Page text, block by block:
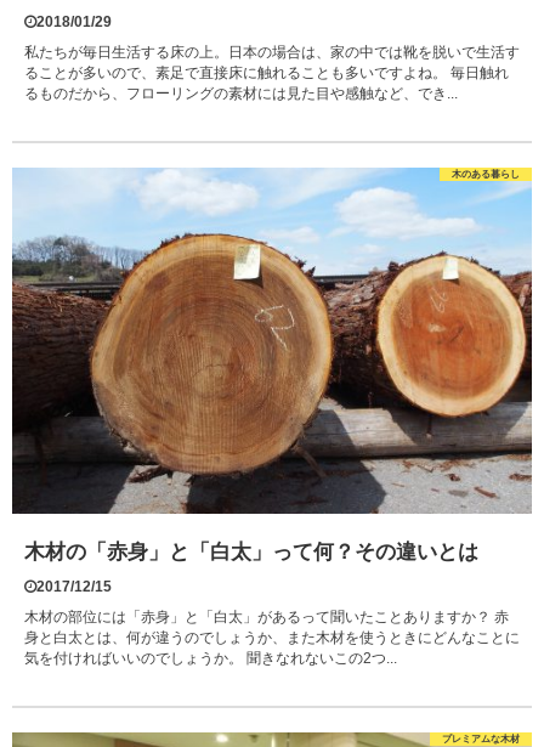
2018/01/29
私たちが毎日生活する床の上。日本の場合は、家の中では靴を脱いで生活す
ることが多いので、素足で直接床に触れることも多いですよね。 毎日触れ
るものだから、フローリングの素材には見た目や感触など、でき...
木のある暮らし
木材の「赤身」と「白太」って何？その違いとは
2017/12/15
木材の部位には「赤身」と「白太」があるって聞いたことありますか？ 赤
身と白太とは、何が違うのでしょうか、また木材を使うときにどんなことに
気を付ければいいのでしょうか。 聞きなれないこの2つ...
プレミアムな木材